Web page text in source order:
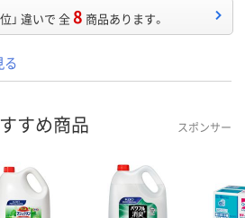
」 違いで 全8 商品あります。
る
すめ商品 スポンサー